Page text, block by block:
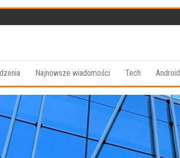
Najnowsze wiadomości Tech Android